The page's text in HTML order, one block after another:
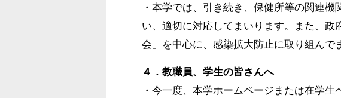
・本学では、引き続き、保健所等の関連
い、適切に対応してまいります。また、
会」を中心に、感染拡大防止に取り組んで
４．教職員、学生の皆さんへ
・今一度、本学ホームページまたは在学